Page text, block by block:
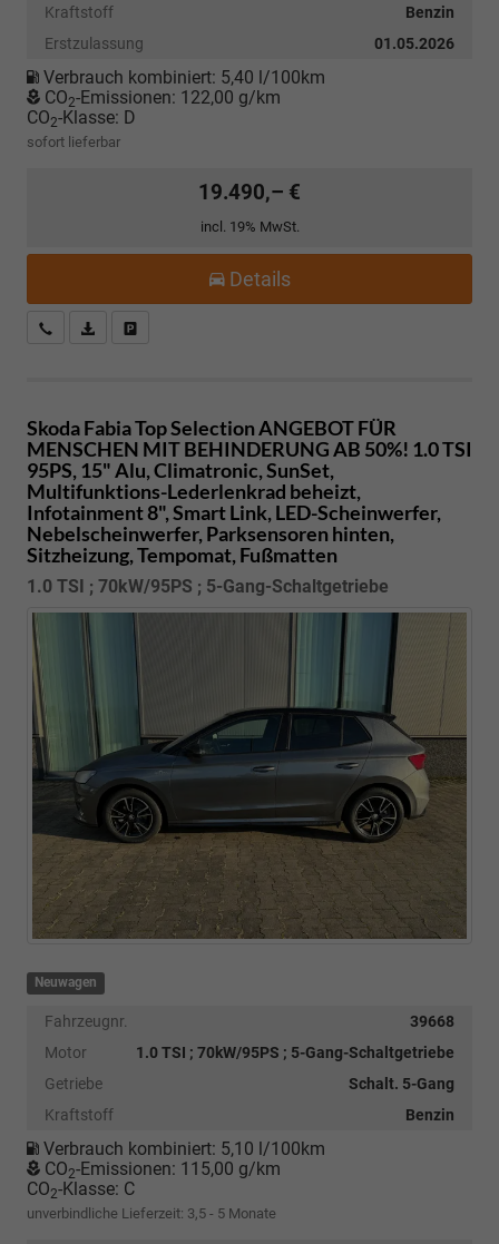
Kraftstoff
Benzin
Erstzulassung
01.05.2026
Verbrauch kombiniert: 5,40 l/100km
CO2-Emissionen: 122,00 g/km
CO2-Klasse: D
sofort lieferbar
19.490,– €
incl. 19% MwSt.
Details
Kostenloser Rückruf-Service
PDF-Datei, Fahrzeugexposé drucken
Skoda FabiaTop Selection ANGEBOT FÜR
MENSCHEN MIT BEHINDERUNG AB 50%! 1.0 TSI
95PS, 15" Alu, Climatronic, SunSet,
Multifunktions-Lederlenkrad beheizt,
Infotainment 8", Smart Link, LED-Scheinwerfer,
Nebelscheinwerfer, Parksensoren hinten,
Sitzheizung, Tempomat, Fußmatten
1.0 TSI ; 70kW/95PS ; 5-Gang-Schaltgetriebe
Neuwagen
Fahrzeugnr.
39668
Motor
1.0 TSI ; 70kW/95PS ; 5-Gang-Schaltgetriebe
Getriebe
Schalt. 5-Gang
Kraftstoff
Benzin
Verbrauch kombiniert: 5,10 l/100km
CO2-Emissionen: 115,00 g/km
CO2-Klasse: C
unverbindliche Lieferzeit: 3,5 - 5 Monate